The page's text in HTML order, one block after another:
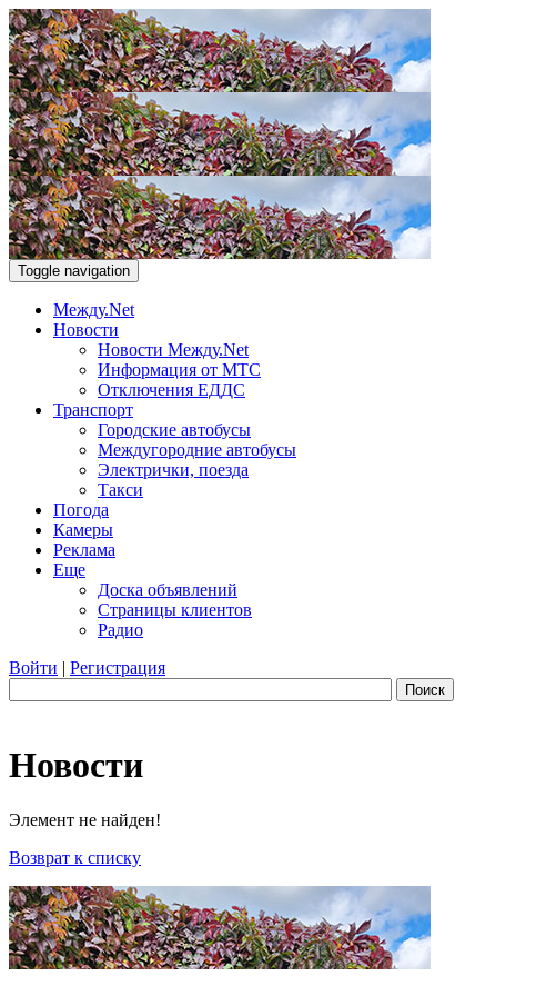
Toggle navigation
Между.Net
Новости
Новости Между.Net
Информация от МТС
Отключения ЕДДС
Транспорт
Городские автобусы
Междугородние автобусы
Электрички, поезда
Такси
Погода
Камеры
Реклама
Еще
Доска объявлений
Страницы клиентов
Радио
Войти | Регистрация
Поиск
Новости
Элемент не найден!
Возврат к списку